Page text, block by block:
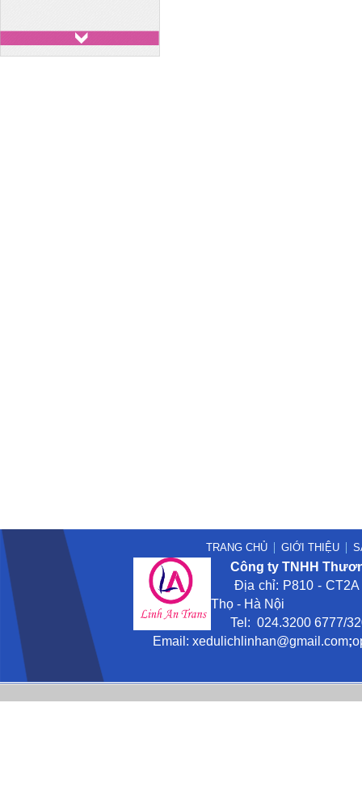
TRANG CHỦ GIỚI THIỆU
Công ty TNHH
Địa chỉ: P810 - CT2A
Thọ - Hà Nội
Tel: 024.3200 6777/
Email: xedulichlinhan@gmail .com;